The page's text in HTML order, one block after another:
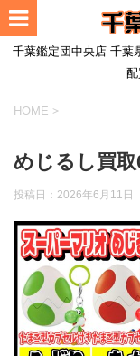
千葉鑑定団中央店 千
配
HOME >
めじるし買取
投稿日： 2026年6月11日